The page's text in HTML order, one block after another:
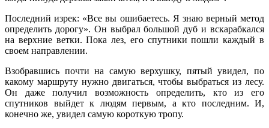
Последний изрек: «Все вы ошибаетесь. Я знаю верный метод
определить дорогу». Он выбрал большой дуб и вскарабкался
на верхние ветки. Пока лез, его спутники пошли каждый в
своем направлении.
Взобравшись почти на самую верхушку, пятый увидел, по
какому маршруту нужно двигаться, чтобы выбраться из лесу.
Он даже получил возможность определить, кто из его
спутников выйдет к людям первым, а кто последним. И,
конечно же, увидел самую короткую тропу.